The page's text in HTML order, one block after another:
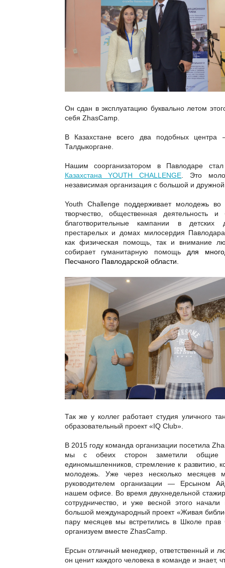
Он сдан в эксплуатацию буквально летом
себя ZhasCamp.
В Казахстане всего два подобных
Талдыкоргане.
Нашим соорганизатором в Павлодаре
Казахстана YOUTH CHALLENGE. Это
независимая организация с большой и
Youth Challengeподдерживает молодежь во
творчество, общественная деятельность и
благотворительные кампании в
престарелых и домах милосердия
как физическая помощь, так и внимание
собирает гуманитарную помощьдля
Песчаного Павлодарской области.
Так же у коллег работаетстудия уличного
образовательный проект «IQ Club».
В 2015 году команда организации посетила
мы с обеих сторон заметили общие
единомышленников, стремление к развитию,
молодежь. Уже через несколько месяцев
руководителем организации — Ерсыном
нашем офисе. Во время двухнедельной
сотрудничество, и уже весной этого начали
большой международный проект «Живая
пару месяцев мы встретились в Школе прав
организуем вместе ZhasCamp.
Ерсын отличный менеджер, ответственный и
он ценит каждого человека в команде и знает,